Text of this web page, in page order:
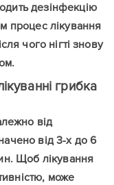
дезінфекцію
процес лікування
чого нігті знову
грибка
від
від 3-х до 6
Щоб лікування
може